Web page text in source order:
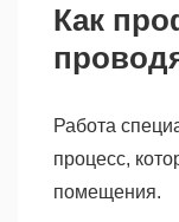
Как
Работа
процесс,
помещения.